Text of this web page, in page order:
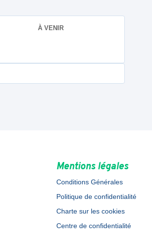
À VENIR
Mentions légales
Conditions Générales
Politique de confidentialité
Charte sur les cookies
Centre de confidentialité